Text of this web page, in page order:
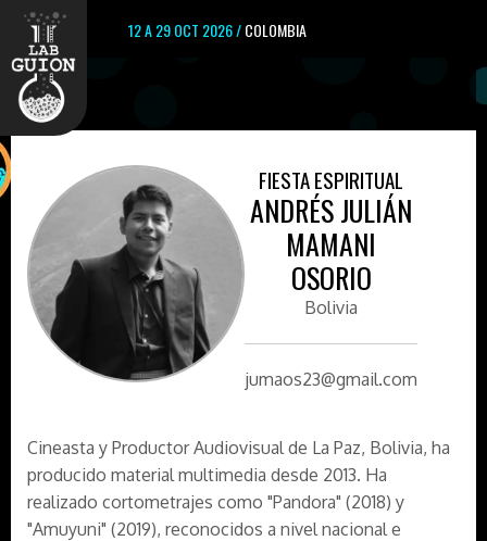
12 A 29 OCT 2026 /COLOMBIA
FIESTA ESPIRITUAL
ANDRÉS JULIÁN
MAMANI
OSORIO
Bolivia
jumaos23@gmail.com
Cineasta y Productor Audiovisual de La Paz, Bolivia, ha
producido material multimedia desde 2013. Ha
realizado cortometrajes como "Pandora" (2018) y
"Amuyuni" (2019), reconocidos a nivel nacional e